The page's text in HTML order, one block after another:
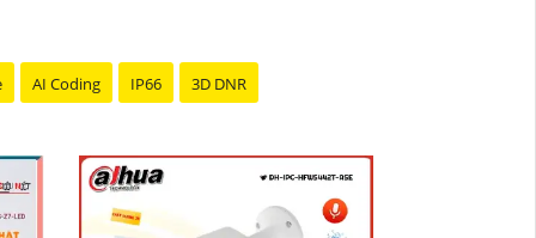
AI Coding IP66 3D DNR